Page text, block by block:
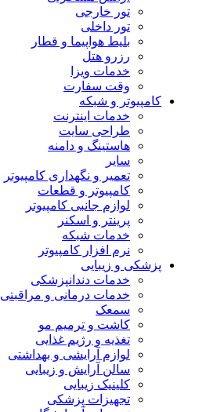
تور خارجی
تور داخلی
بلیط هواپیما و قطار
رزرو هتل
خدمات ویزا
وقت سفارت
کامپیوتر و شبکه
خدمات اینترنت
طراحی سایت
هاستینگ و دامنه
سایر
تعمیر و نگهداری کامپیوتر
کامپیوتر و قطعات
لوازم جانبی کامپیوتر
پرینتر و اسکنر
خدمات شبکه
نرم افزار کامپیوتر
پزشکی و زیبایی
خدمات دندانپزشکی
خدمات درمانی و مراقبتی
سمعک
کاشت و ترمیم مو
تغذیه و رژیم غذایی
لوازم آرایشی و بهداشتی
سالن آرایش و زیبایی
کلینیک زیبایی
تجهیزات پزشکی